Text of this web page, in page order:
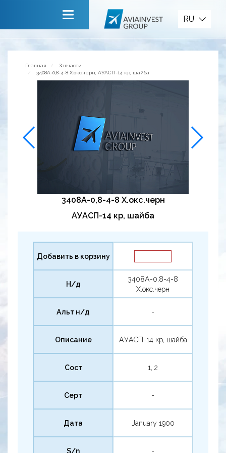
Сервисы
RU
Главная
Запчасти
3408А-0,8-4-8 Х.окс.черн, АУАСП-14 кр, шайба
3408А-0,8-4-8 Х.окс.черн
АУАСП-14 кр, шайба
Добавить в корзину
Н/д
3408А-0,8-4-8
Х.окс.черн
Альт н/д -
Описание АУАСП-14 кр, шайба
Сост 1, 2
Серт -
Дата January 1900
S/n -